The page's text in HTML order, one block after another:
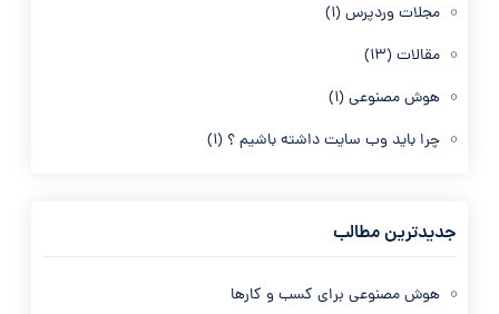
مجلات وردپرس(1)
مقالات(13)
هوش مصنوعی(1)
چرا باید وب سایت داشته باشیم ؟ (1)
جدیدترین مطالب
هوش مصنوعی برای کسب و کارها